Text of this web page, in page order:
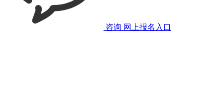
咨询 网上报名入口